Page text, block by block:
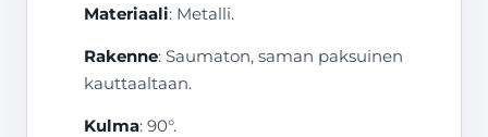
Materiaali: Metalli.
Rakenne: Saumaton, saman paksuinen
kauttaaltaan.
Kulma: 90°.